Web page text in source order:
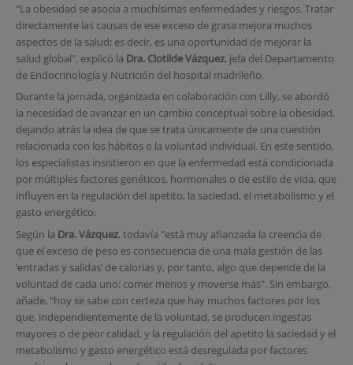
"La obesidad se asocia a muchísimas enfermedades y riesgos. Tratar
directamente las causas de ese exceso de grasa mejora muchos
aspectos de la salud; es decir, es una oportunidad de mejorar la
salud global", explicó la Dra. Clotilde Vázquez, jefa del Departamento
de Endocrinología y Nutrición del hospital madrileño.
Durante la jornada, organizada en colaboración con Lilly, se abordó
la necesidad de avanzar en un cambio conceptual sobre la obesidad,
dejando atrás la idea de que se trata únicamente de una cuestión
relacionada con los hábitos o la voluntad individual. En este sentido,
los especialistas insistieron en que la enfermedad está condicionada
por múltiples factores genéticos, hormonales o de estilo de vida, que
influyen en la regulación del apetito, la saciedad, el metabolismo y el
gasto energético.
Según la Dra. Vázquez, todavía "está muy afianzada la creencia de
que el exceso de peso es consecuencia de una mala gestión de las
‘entradas y salidas’ de calorías y, por tanto, algo que depende de la
voluntad de cada uno: comer menos y moverse más". Sin embargo,
añade, "hoy se sabe con certeza que hay muchos factores por los
que, independientemente de la voluntad, se producen ingestas
mayores o de peor calidad, y la regulación del apetito la saciedad y el
metabolismo y gasto energético está desregulada por factores